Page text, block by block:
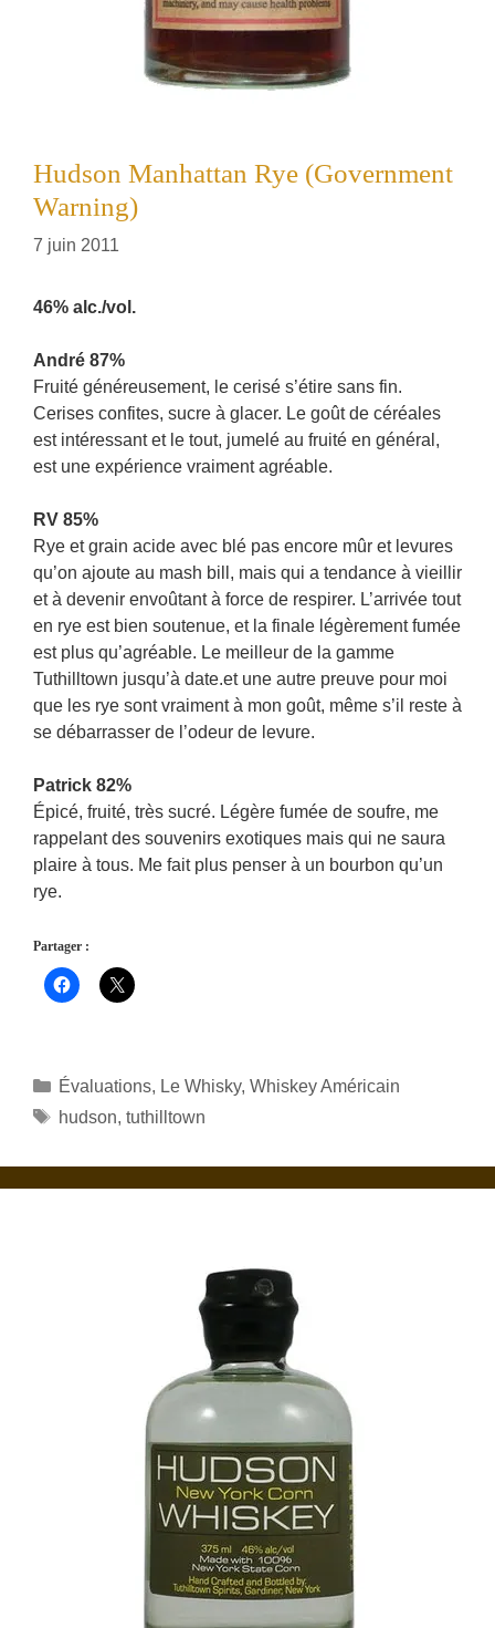
Hudson Manhattan Rye (Government
Warning)
7 juin 2011
46% alc./vol.
André 87%
Fruité généreusement, le cerisé s’étire sans fin.
Cerises confites, sucre à glacer. Le goût de céréales
est intéressant et le tout, jumelé au fruité en général,
est une expérience vraiment agréable.
RV 85%
Rye et grain acide avec blé pas encore mûr et levures
qu’on ajoute au mash bill, mais qui a tendance à vieillir
et à devenir envoûtant à force de respirer. L’arrivée tout
en rye est bien soutenue, et la finale légèrement fumée
est plus qu’agréable. Le meilleur de la gamme
Tuthilltown jusqu’à date.et une autre preuve pour moi
que les rye sont vraiment à mon goût, même s’il reste à
se débarrasser de l’odeur de levure.
Patrick 82%
Épicé, fruité, très sucré. Légère fumée de soufre, me
rappelant des souvenirs exotiques mais qui ne saura
plaire à tous. Me fait plus penser à un bourbon qu’un
rye.
Partager :
Catégories
Évaluations, Le Whisky, Whiskey Américain
Étiquettes
hudson, tuthilltown